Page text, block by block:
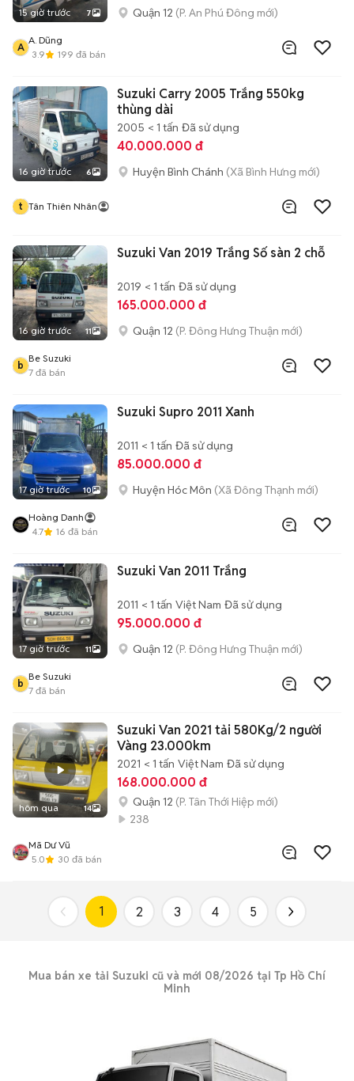
15 giờ trước 7 Quận 12 (P. An Phú Đông mới)
A
A. Dũng
3.9
199 đã bán
16 giờ trước 6
Suzuki Carry 2005 Trắng 550kg
thùng dài
2005 < 1 tấn Đã sử dụng
40.000.000 đ
Huyện Bình Chánh (Xã Bình Hưng mới)
t Tân Thiên Nhân
16 giờ trước 11
Suzuki Van 2019 Trắng Số sàn 2 chỗ
2019 < 1 tấn Đã sử dụng
165.000.000 đ
Quận 12 (P. Đông Hưng Thuận mới)
b
Be Suzuki
7 đã bán
17 giờ trước 10
Suzuki Supro 2011 Xanh
2011 < 1 tấn Đã sử dụng
85.000.000 đ
Huyện Hóc Môn (Xã Đông Thạnh mới)
Hoàng Danh
4.7
16 đã bán
17 giờ trước 11
Suzuki Van 2011 Trắng
2011 < 1 tấn Việt Nam Đã sử dụng
95.000.000 đ
Quận 12 (P. Đông Hưng Thuận mới)
b
Be Suzuki
7 đã bán
hôm qua 14
Suzuki Van 2021 tải 580Kg/2 người
Vàng 23.000km
2021 < 1 tấn Việt Nam Đã sử dụng
168.000.000 đ
Quận 12 (P. Tân Thới Hiệp mới)
238
Mã Dư Vũ
5.0
30 đã bán
1 2 3 4 5
Mua bán xe tải Suzuki cũ và mới 08/2026 tại Tp Hồ Chí
Minh